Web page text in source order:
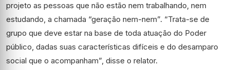
projeto as pessoas que não estão nem trabalhando, nem
estudando, a chamada “geração nem-nem”. “Trata-se de
grupo que deve estar na base de toda atuação do Poder
público, dadas suas características difíceis e do desamparo
social que o acompanham”, disse o relator.